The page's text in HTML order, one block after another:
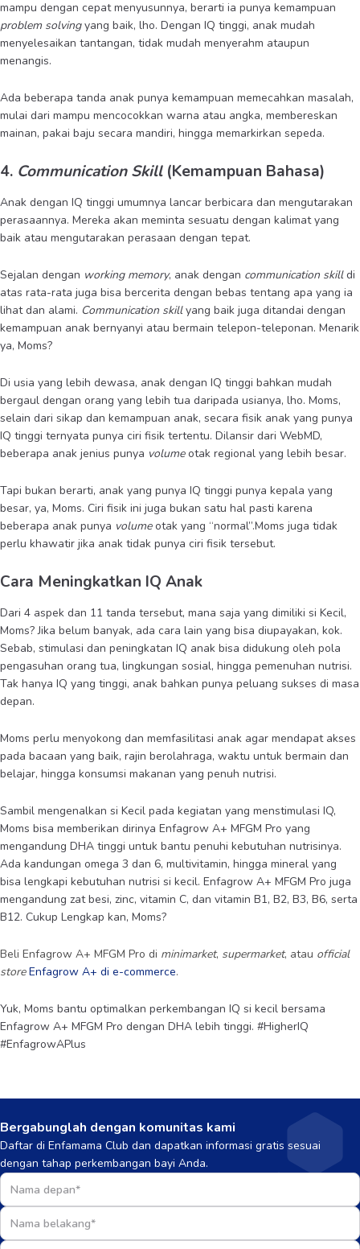
mampu dengan cepat menyusunnya, berarti ia punya kemampuan
problem solvingyang baik, lho. Dengan IQ tinggi, anak mudah
menyelesaikan tantangan, tidak mudah menyerahm ataupun
menangis.
Ada beberapa tanda anak punya kemampuan memecahkan masalah,
mulai dari mampu mencocokkan warna atau angka, membereskan
mainan, pakai baju secara mandiri, hingga memarkirkan sepeda.
4. Communication Skill (Kemampuan Bahasa)
Anak dengan IQ tinggi umumnya lancar berbicara dan mengutarakan
perasaannya. Mereka akan meminta sesuatu dengan kalimat yang
baik atau mengutarakan perasaan dengan tepat.
Sejalan dengan working memory, anak dengan communication skilldi
atas rata-rata juga bisa bercerita dengan bebas tentang apa yang ia
lihat dan alami. Communication skillyang baik juga ditandai dengan
kemampuan anak bernyanyi atau bermain telepon-teleponan. Menarik
ya, Moms?
Di usia yang lebih dewasa, anak dengan IQ tinggi bahkan mudah
bergaul dengan orang yang lebih tua daripada usianya, lho. Moms,
selain dari sikap dan kemampuan anak, secara fisik anak yang punya
IQ tinggi ternyata punya ciri fisik tertentu. Dilansir dari WebMD,
beberapa anak jenius punya volumeotak regional yang lebih besar.
Tapi bukan berarti, anak yang punya IQ tinggi punya kepala yang
besar, ya, Moms. Ciri fisik ini juga bukan satu hal pasti karena
beberapa anak punya volumeotak yang “normal”.Moms juga tidak
perlu khawatir jika anak tidak punya ciri fisik tersebut.
Cara Meningkatkan IQ Anak
Dari 4 aspek dan 11 tanda tersebut, mana saja yang dimiliki si Kecil,
Moms? Jika belum banyak, ada cara lain yang bisa diupayakan, kok.
Sebab, stimulasi dan peningkatan IQ anak bisa didukung oleh pola
pengasuhan orang tua, lingkungan sosial, hingga pemenuhan nutrisi.
Tak hanya IQ yang tinggi, anak bahkan punya peluang sukses di masa
depan.
Moms perlu menyokong dan memfasilitasi anak agar mendapat akses
pada bacaan yang baik, rajin berolahraga, waktu untuk bermain dan
belajar, hingga konsumsi makanan yang penuh nutrisi.
Sambil mengenalkan si Kecil pada kegiatan yang menstimulasi IQ,
Moms bisa memberikan dirinya Enfagrow A+ MFGM Pro yang
mengandung DHA tinggi untuk bantu penuhi kebutuhan nutrisinya.
Ada kandungan omega 3 dan 6, multivitamin, hingga mineral yang
bisa lengkapi kebutuhan nutrisi si kecil. Enfagrow A+ MFGM Pro juga
mengandung zat besi, zinc, vitamin C, dan vitamin B1, B2, B3, B6, serta
B12. Cukup Lengkap kan, Moms?
Beli Enfagrow A+ MFGM Pro di minimarket, supermarket, atau official
storeEnfagrow A+ di e-commerce.
Yuk, Moms bantu optimalkan perkembangan IQ si kecil bersama
Enfagrow A+ MFGM Pro dengan DHA lebih tinggi. #HigherIQ
#EnfagrowAPlus
Bergabunglah dengan komunitas kami
Daftar di Enfamama Club dan dapatkan informasi gratis sesuai
dengan tahap perkembangan bayi Anda.